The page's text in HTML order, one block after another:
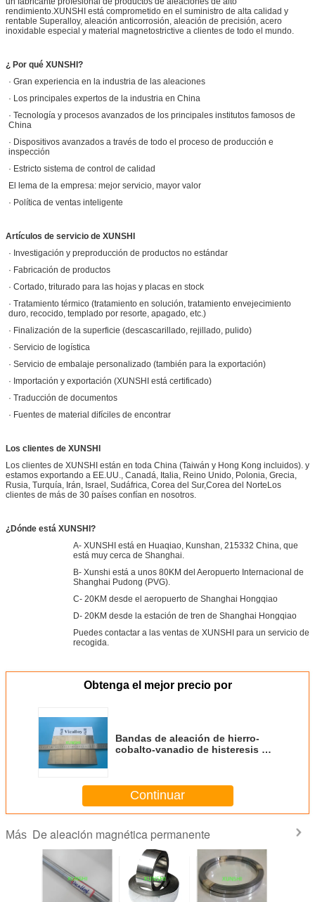
rendimiento.XUNSHI está comprometido en el suministro de alta calidad y
rentable Superalloy, aleación anticorrosión, aleación de precisión, acero
inoxidable especial y material magnetostrictive a clientes de todo el mundo.
¿ Por qué XUNSHI?
· Gran experiencia en la industria de las aleaciones
· Los principales expertos de la industria en China
· Tecnología y procesos avanzados de los principales institutos famosos de
China
· Dispositivos avanzados a través de todo el proceso de producción e
inspección
· Estricto sistema de control de calidad
El lema de la empresa: mejor servicio, mayor valor
· Política de ventas inteligente
Artículos de servicio de XUNSHI
· Investigación y preproducción de productos no estándar
· Fabricación de productos
· Cortado, triturado para las hojas y placas en stock
· Tratamiento térmico (tratamiento en solución, tratamiento envejecimiento
duro, recocido, templado por resorte, apagado, etc.)
· Finalización de la superficie (descascarillado, rejillado, pulido)
· Servicio de logística
· Servicio de embalaje personalizado (también para la exportación)
· Importación y exportación (XUNSHI está certificado)
· Traducción de documentos
· Fuentes de material difíciles de encontrar
Los clientes de XUNSHI
Los clientes de XUNSHI están en toda China (Taiwán y Hong Kong incluidos). y
estamos exportando a EE.UU., Canadá, Italia, Reino Unido, Polonia, Grecia,
Rusia, Turquía, Irán, Israel, Sudáfrica, Corea del Sur,Corea del NorteLos
clientes de más de 30 países confían en nosotros.
¿Dónde está XUNSHI?
A- XUNSHI está en Huaqiao, Kunshan, 215332 China, que
está muy cerca de Shanghai.
B- Xunshi está a unos 80KM del Aeropuerto Internacional de
Shanghai Pudong (PVG).
C- 20KM desde el aeropuerto de Shanghai Hongqiao
D- 20KM desde la estación de tren de Shanghai Hongqiao
Puedes contactar a las ventas de XUNSHI para un servicio de
recogida.
Obtenga el mejor precio por
Bandas de aleación de hierro-
cobalto-vanadio de histeresis de
aleación de vicalloy)
Continuar
Más De aleación magnética permanente